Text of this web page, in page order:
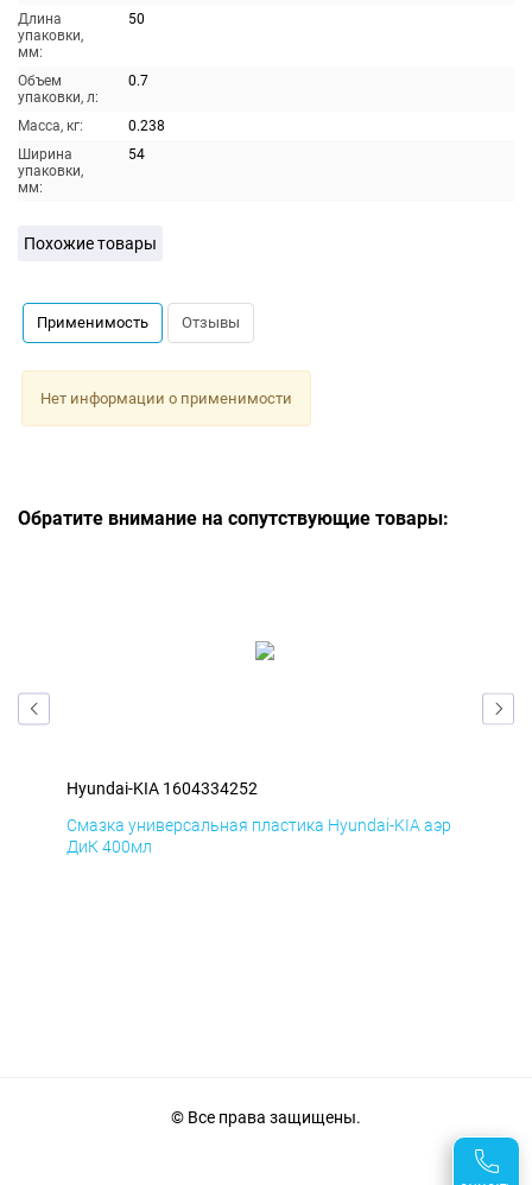
Длина
упаковки,
мм:
50
Объем
упаковки, л:
0.7
Масса, кг:
0.238
Ширина
упаковки,
мм:
54
Похожие товары
Применимость Отзывы
Нет информации о применимости
Обратите внимание на сопутствующие товары:
Hyundai-KIA 1604334252
Смазка универсальная пластика Hyundai-KIA аэр
ДиК 400мл
© Все права защищены.